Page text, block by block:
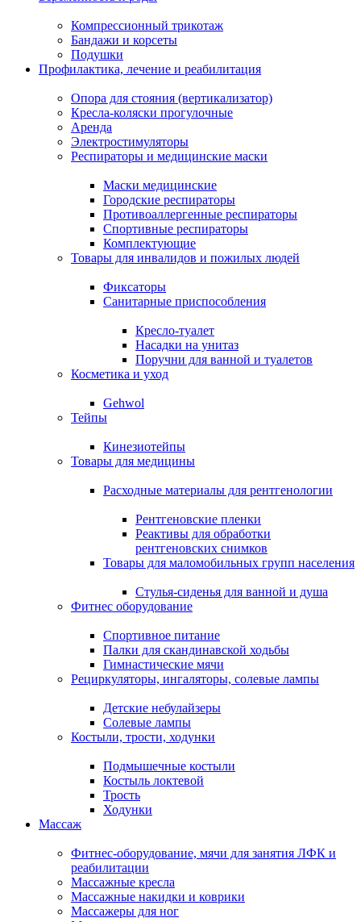
Компрессионный трикотаж
Бандажи и корсеты
Подушки
Профилактика, лечение и реабилитация
Опора для стояния (вертикализатор)
Кресла-коляски прогулочные
Аренда
Электростимуляторы
Респираторы и медицинские маски
Маски медицинские
Городские респираторы
Противоаллергенные респираторы
Спортивные респираторы
Комплектующие
Товары для инвалидов и пожилых людей
Фиксаторы
Санитарные приспособления
Кресло-туалет
Насадки на унитаз
Поручни для ванной и туалетов
Косметика и уход
Gehwol
Тейпы
Кинезиотейпы
Товары для медицины
Расходные материалы для рентгенологии
Рентгеновские пленки
Реактивы для обработки
рентгеновских снимков
Товары для маломобильных групп населения
Стулья-сиденья для ванной и душа
Фитнес оборудование
Спортивное питание
Палки для скандинавской ходьбы
Гимнастические мячи
Рециркуляторы, ингаляторы, солевые лампы
Детские небулайзеры
Солевые лампы
Костыли, трости, ходунки
Подмышечные костыли
Костыль локтевой
Трость
Ходунки
Массаж
Фитнес-оборудование, мячи для занятия ЛФК и
реабилитации
Массажные кресла
Массажные накидки и коврики
Массажеры для ног